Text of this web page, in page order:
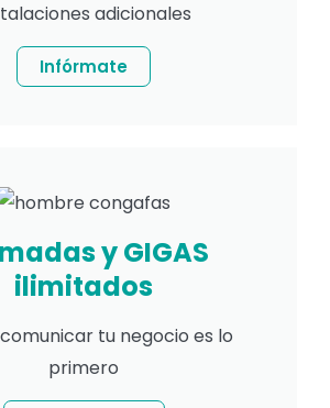
adicionales
Infórmate
y GIGAS
ilimitados
tu negocio es lo
primero